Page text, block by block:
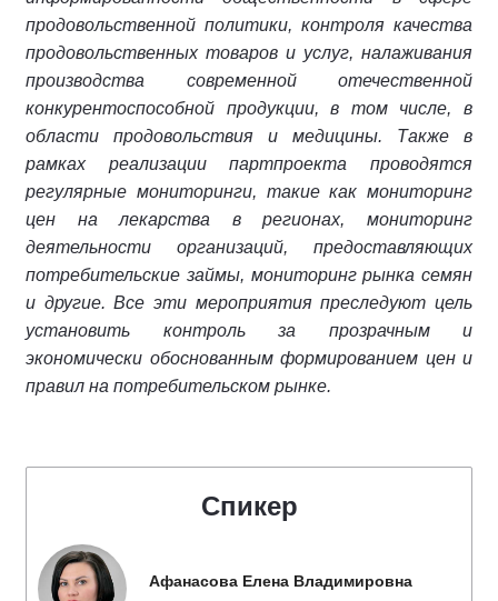
продовольственной политики, контроля качества
продовольственных товаров и услуг, налаживания
производства современной отечественной
конкурентоспособной продукции, в том числе, в
области продовольствия и медицины. Также в
рамках реализации партпроекта проводятся
регулярные мониторинги, такие как мониторинг
цен на лекарства в регионах, мониторинг
деятельности организаций, предоставляющих
потребительские займы, мониторинг рынка семян
и другие. Все эти мероприятия преследуют цель
установить контроль за прозрачным и
экономически обоснованным формированием цен и
правил на потребительском рынке.
Спикер
Афанасова Елена Владимировна